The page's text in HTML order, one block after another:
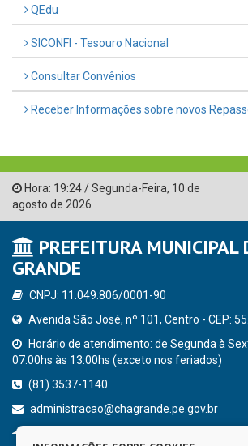
QEdu
SICONFI - Tesouro Nacional
Consultar Convênios
Receber Informações sobre novos
Hora: 19:24/Segunda-Feira, 10 de
agosto de 2026
PREFEITURA MUNICIPAL
GRANDE
CNPJ: 11.049.806/0001-90
Avenida São José, nº 101, Centro - CEP:
Horário de atendimento: de Segunda à
07:00hs às 13:00hs (exceto nos feriados)
(81) 3537-1140
administracao@chagrande.pe.gov.br